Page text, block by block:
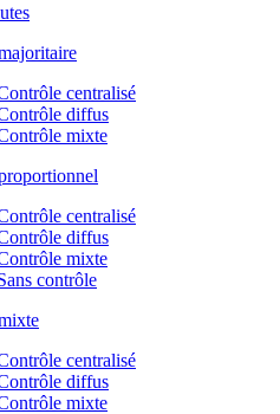
centralisé
diffus
mixte
centralisé
diffus
mixte
contrôle
centralisé
diffus
mixte